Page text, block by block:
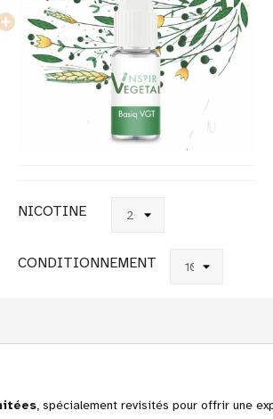
NICOTINE
CONDITIONNEMENT
, spécialement revisités pour offrir une